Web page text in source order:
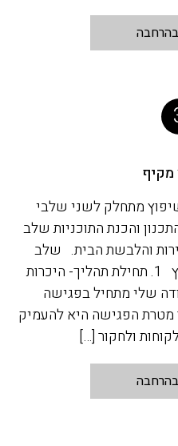
מקיף
מתחלק לשני שלבי
והכנת התוכניות שלב
והלבשת הבית. שלב
ראשון- שלב מקדים לשיפוץ 1. תחילת תהליך- היכרות
שלי מתחיל בפגישה
הפגישה היא להעמיק
ולחקור […]